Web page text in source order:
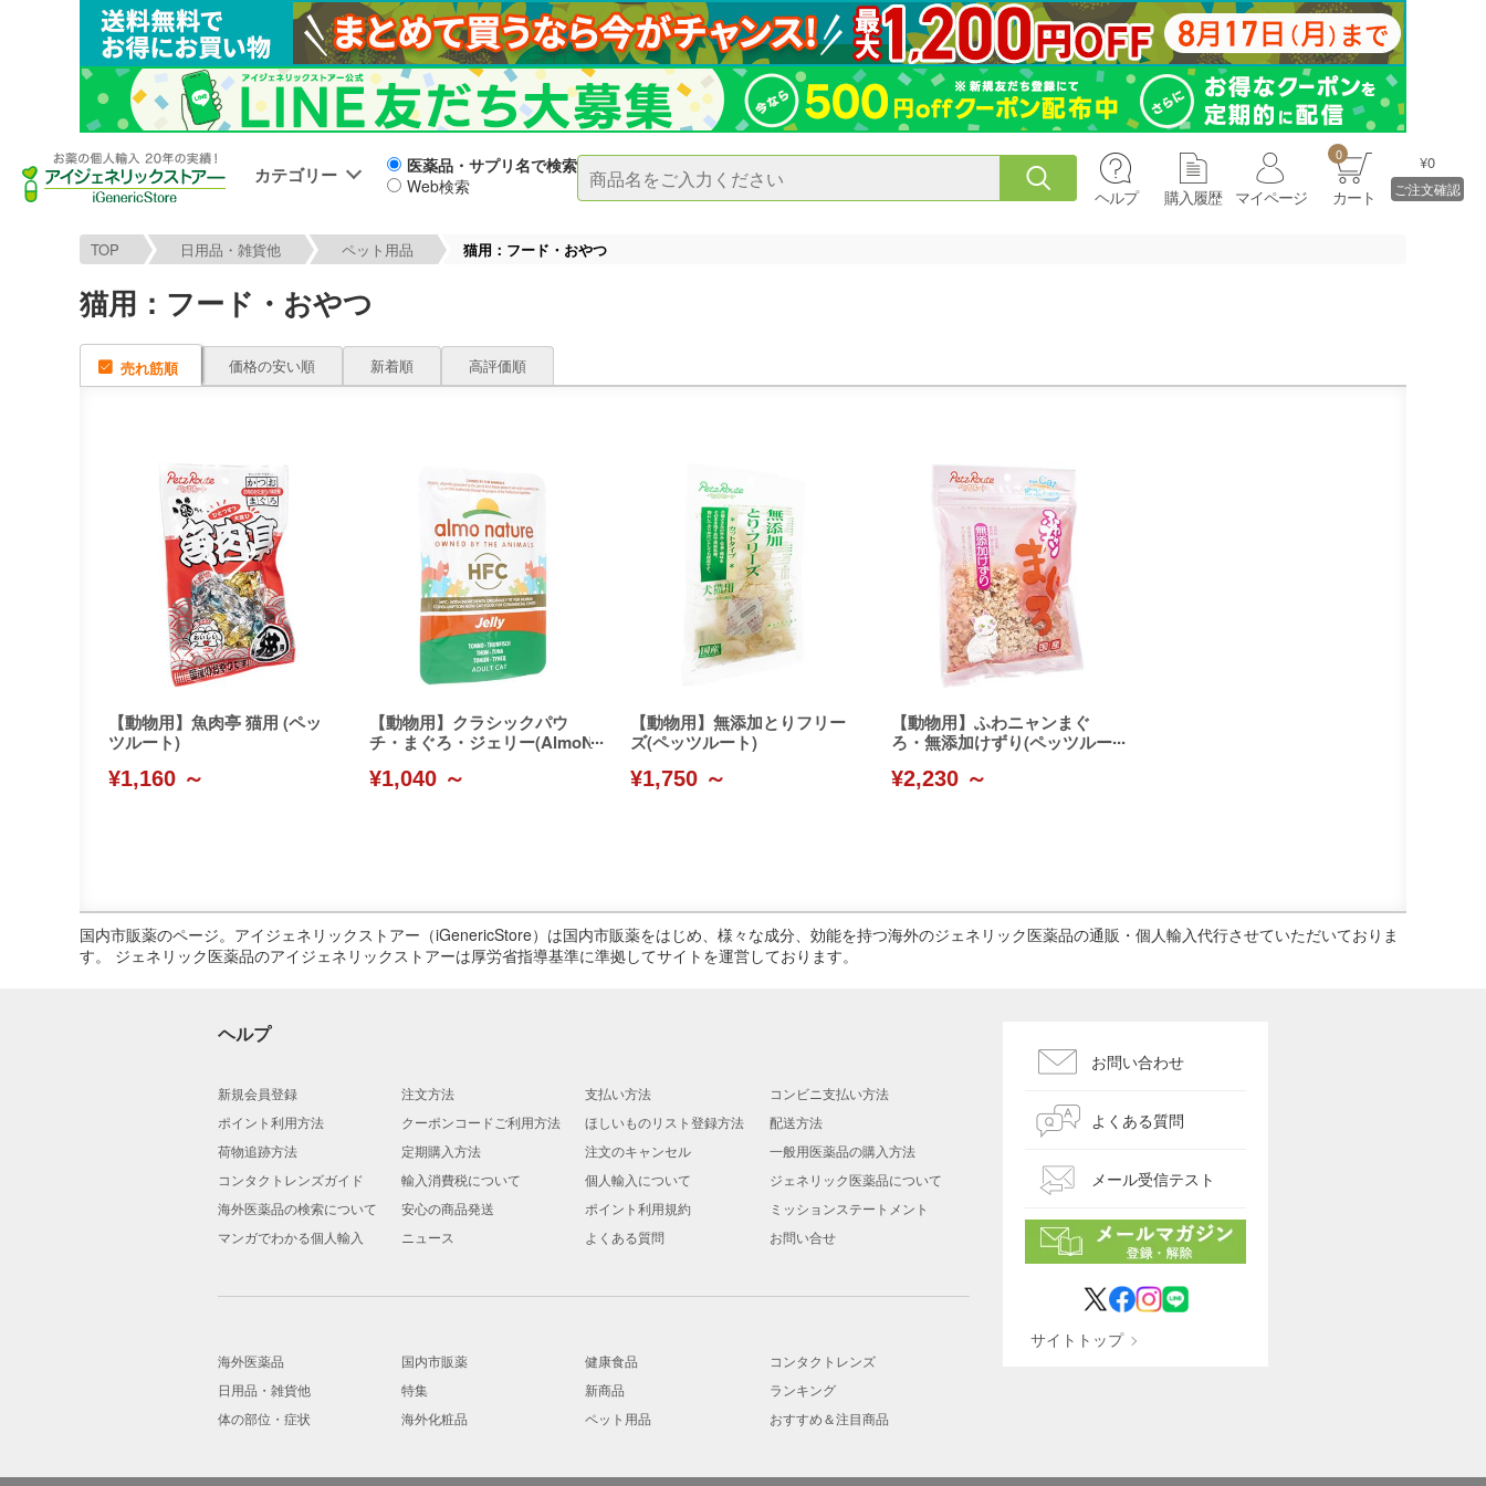
カテゴリー
医薬品・サプリ名で検索
Web検索
ヘルプ 購入履歴 マイページ
0
カート
¥0
ご注文確認
TOP 日用品・雑貨他 ペット用品 猫用：フード・おやつ
猫用：フード・おやつ
売れ筋順 価格の安い順 新着順 高評価順
【動物用】魚肉亭 猫用 (ペッ
ツルート)
¥1,160 ～
【動物用】クラシックパウ
チ・まぐろ・ジェリー(AlmoN
¥1,040 ～
【動物用】無添加とりフリー
ズ(ペッツルート)
¥1,750 ～
【動物用】ふわニャンまぐ
ろ・無添加けずり(ペッツルー
¥2,230 ～
国内市販薬のページ。アイジェネリックストアー（iGenericStore）は国内市販薬をはじめ、様々な成分、効能を持つ海外のジェネリック医薬品の通販・個人輸入代行させていただいておりま
す。 ジェネリック医薬品のアイジェネリックストアーは厚労省指導基準に準拠してサイトを運営しております。
ヘルプ
新規会員登録 注文方法 支払い方法
コンビニ支払い方法
ポイント利用方法
クーポンコードご利用方法 ほしいものリスト登録方法
配送方法
荷物追跡方法
定期購入方法 注文のキャンセル
一般用医薬品の購入方法
コンタクトレンズガイド
輸入消費税について 個人輸入について
ジェネリック医薬品について
海外医薬品の検索について
安心の商品発送 ポイント利用規約
ミッションステートメント
マンガでわかる個人輸入
ニュース よくある質問 お問い合せ
海外医薬品 国内市販薬 健康食品
コンタクトレンズ
日用品・雑貨他
特集 新商品
ランキング
体の部位・症状
海外化粧品 ペット用品 おすすめ＆注目商品
お問い合わせ
よくある質問
メール受信テスト
サイトトップ